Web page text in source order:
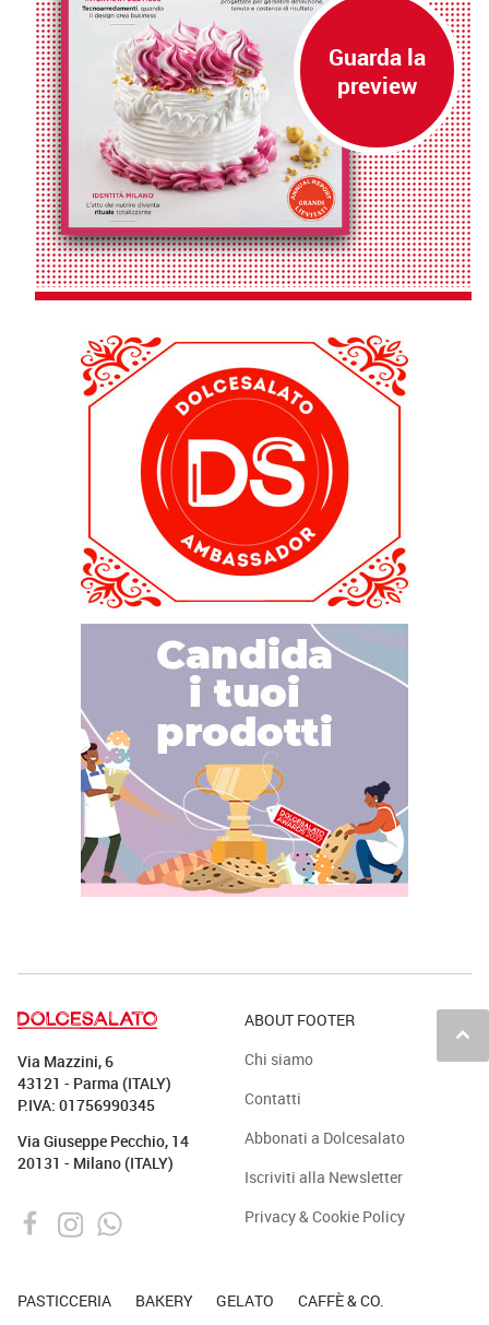
keyboard_arrow_up
Via Mazzini, 6
43121 - Parma (ITALY)
P.IVA: 01756990345
Via Giuseppe Pecchio, 14
20131 - Milano (ITALY)
ABOUT FOOTER
Chi siamo
Contatti
Abbonati a Dolcesalato
Iscriviti alla Newsletter
Privacy & Cookie Policy
PASTICCERIA BAKERY GELATO CAFFÈ & CO.